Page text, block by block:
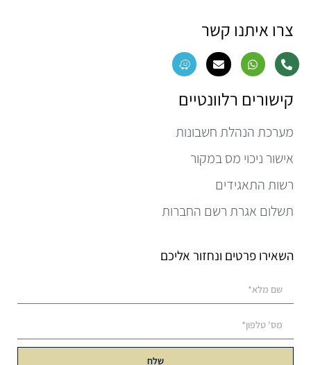
צרו איתנו קשר
קישורים רלוונטיים
מערכת הנהלת חשבונות
אישור ניכוי מס במקור
רשות התאגידים
תשלום אגרת רשם החברות
השאירו פרטים ונחזור אליכם
שלח